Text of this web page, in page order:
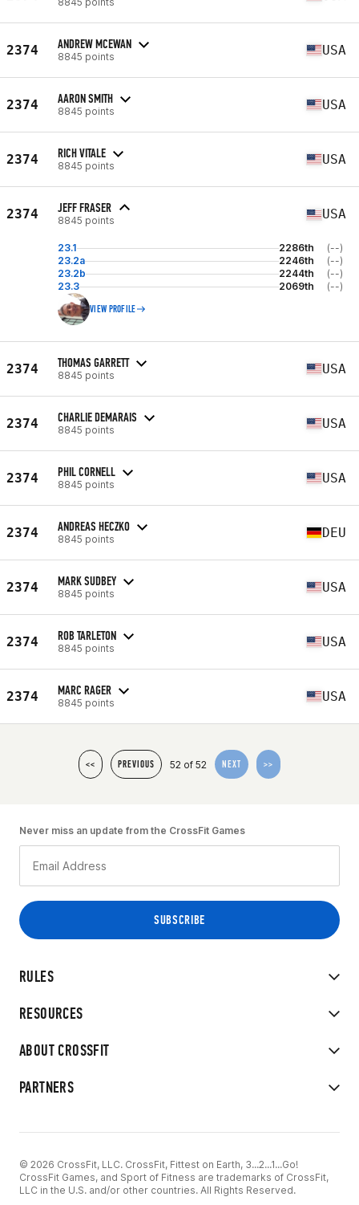
2374 ANDREW MCEWAN
8845 points USA
2374 AARON SMITH
8845 points USA
2374 RICH VITALE
8845 points USA
2374 JEFF FRASER
8845 points USA
23.1 2286th
(--)
23.2a
2246th
(--)
23.2b
2244th
(--)
23.3
2069th (--)
VIEW PROFILE
2374 THOMAS GARRETT
8845 points USA
2374 CHARLIE DEMARAIS
8845 points USA
2374 PHIL CORNELL
8845 points USA
2374 ANDREAS HECZKO
8845 points DEU
2374 MARK SUDBEY
8845 points USA
2374 ROB TARLETON
8845 points USA
2374 MARC RAGER
8845 points USA
<< PREVIOUS 52 of 52 NEXT >>
RULES
RESOURCES
ABOUT CROSSFIT
PARTNERS
Never miss an update from the CrossFit Games
© 2026 CrossFit, LLC. CrossFit, Fittest on Earth, 3...2...1...Go!
CrossFit Games, and Sport of Fitness are trademarks of CrossFit,
LLC in the U.S. and/or other countries. All Rights Reserved.